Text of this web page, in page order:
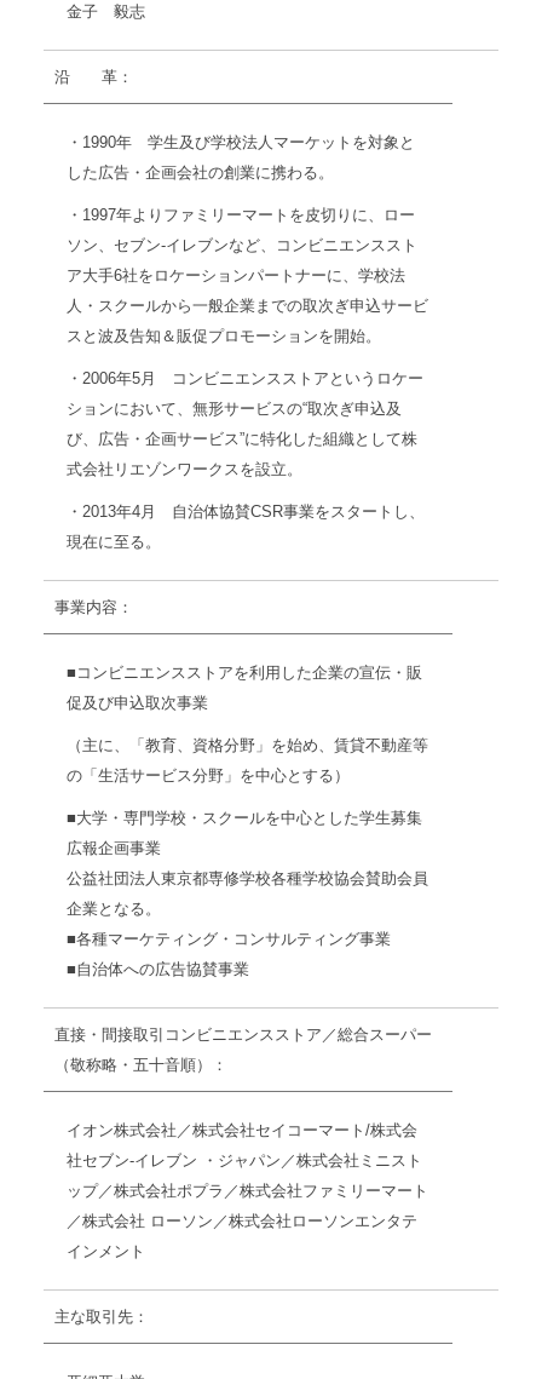
金子 毅志
沿 革：
・1990年 学生及び学校法人マーケットを対象と
した広告・企画会社の創業に携わる。
・1997年よりファミリーマートを皮切りに、ロー
ソン、セブン-イレブンなど、コンビニエンススト
ア大手6社をロケーションパートナーに、学校法
人・スクールから一般企業までの取次ぎ申込サービ
スと波及告知＆販促プロモーションを開始。
・2006年5月 コンビニエンスストアというロケー
ションにおいて、無形サービスの“取次ぎ申込及
び、広告・企画サービス”に特化した組織として株
式会社リエゾンワークスを設立。
・2013年4月 自治体協賛CSR事業をスタートし、
現在に至る。
事業内容：
■コンビニエンスストアを利用した企業の宣伝・販
促及び申込取次事業
（主に、「教育、資格分野」を始め、賃貸不動産等
の「生活サービス分野」を中心とする）
■大学・専門学校・スクールを中心とした学生募集
広報企画事業
公益社団法人東京都専修学校各種学校協会賛助会員
企業となる。
■各種マーケティング・コンサルティング事業
■自治体への広告協賛事業
直接・間接取引コンビニエンスストア／総合スーパー
（敬称略・五十音順）：
イオン株式会社／株式会社セイコーマート/株式会
社セブン-イレブン ・ジャパン／株式会社ミニスト
ップ／株式会社ポプラ／株式会社ファミリーマート
／株式会社 ローソン／株式会社ローソンエンタテ
インメント
主な取引先：